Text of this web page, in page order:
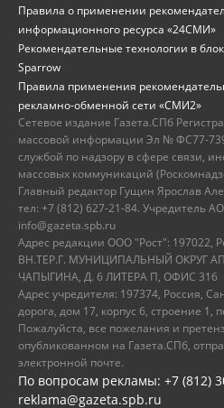
Правила о применении
информационного ресурса «24СМИ»
Рекомендательные технологии в
Sparrow
Правила применения
рекламно-обменной сети «СМИ2»
Сетевое издание Газета.СПб
массовой информации Эл № ФС77-
службой по надзору в сфере связи,
массовых коммуникаций
Главный редактор Гущин Ярослав
тел: +7 (812) 627-21-84. Учредитель
info@gazeta.spb.ru
Адрес редакции ООО "Рост": 197022,
ВН.ТЕР.Г. МУНИЦИПАЛЬНЫЙ ОКРУГ
ЧАПЫГИНА, Д. 6 ЛИТЕРА П, ОФИС 316
Адрес учредителя: 197374, Россия,
дорога, дом 17, корпус 6, строение
Пожалуйста, все пожелания и
опубликованном на Газета.СПб,
электронной почте.
По вопросам рекламы: +7 (812)
reklama@gazeta.spb.ru